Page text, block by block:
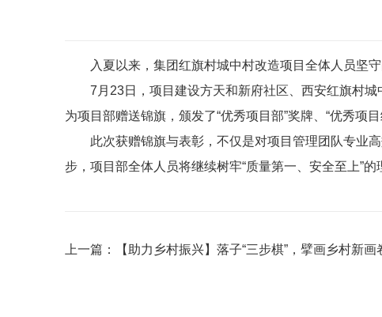
入夏以来，集团红旗村城中村改造项目全体人员坚
7月23日，项目建设方天和新府社区、西安红旗村
为项目部赠送锦旗，颁发了“优秀项目部”奖牌、“优秀项目
此次获赠锦旗与表彰，不仅是对项目管理团队专业
步，项目部全体人员将继续树牢“质量第一、安全至上”
上一篇： 【助力乡村振兴】落子“三步棋”，擘画乡村新画